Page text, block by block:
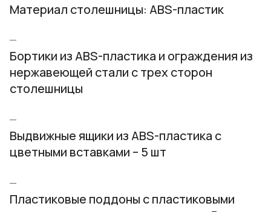
Материал столешницы: ABS-пластик
Бортики из ABS-пластика и ограждения из
нержавеющей стали с трех сторон
столешницы
Выдвижные ящики из ABS-пластика с
цветными вставками – 5 шт
Пластиковые поддоны с пластиковыми